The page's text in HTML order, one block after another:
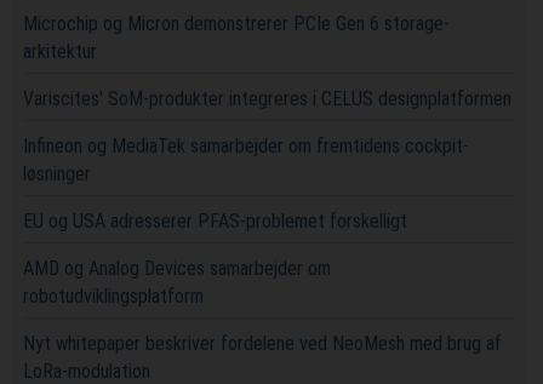
Microchip og Micron demonstrerer PCIe Gen 6 storage-
arkitektur
Variscites' SoM-produkter integreres i CELUS designplatformen
Infineon og MediaTek samarbejder om fremtidens cockpit-
løsninger
EU og USA adresserer PFAS-problemet forskelligt
AMD og Analog Devices samarbejder om
robotudviklingsplatform
Nyt whitepaper beskriver fordelene ved NeoMesh med brug af
LoRa-modulation